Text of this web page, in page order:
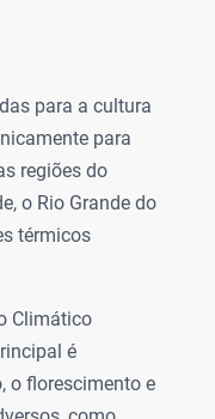
para a cultura
para
regiões do
o Rio Grande do
térmicos
Climático
é
o florescimento e